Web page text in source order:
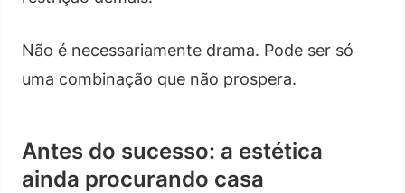
Não é necessariamente drama. Pode ser só
uma combinação que não prospera.
Antes do sucesso: a estética
ainda procurando casa